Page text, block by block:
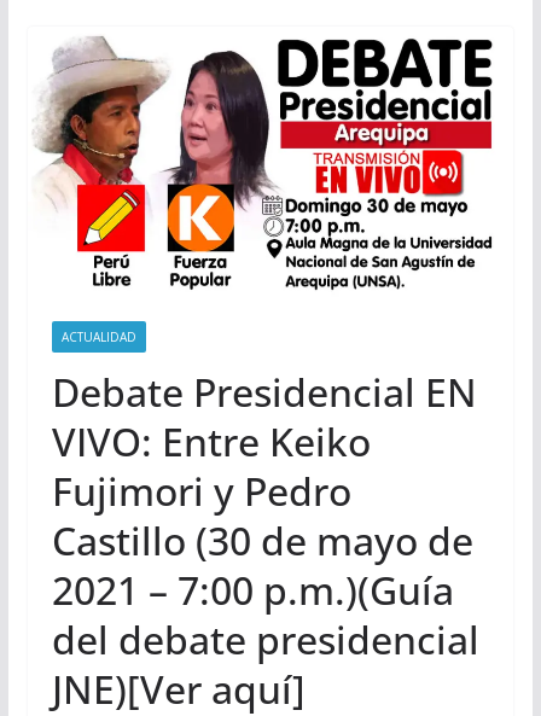
ACTUALIDAD
Debate Presidencial EN
VIVO: Entre Keiko
Fujimori y Pedro
Castillo (30 de mayo de
2021 – 7:00 p.m.)(Guía
del debate presidencial
JNE)[Ver aquí]